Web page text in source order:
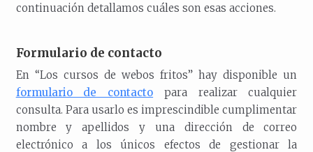
continuación detallamos cuáles son esas acciones.
Formulario de contacto
En “Los cursos de webos fritos” hay disponible un
formulario de contacto para realizar cualquier
consulta. Para usarlo es imprescindible cumplimentar
nombre y apellidos y una dirección de correo
electrónico a los únicos efectos de gestionar la